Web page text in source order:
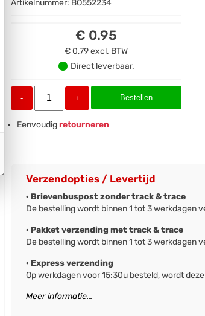
Artikelnummer: BO552234
€ 0.95
€ 0,79excl. BTW
Direct leverbaar.
- + Bestellen
Eenvoudigretourneren
Verzendopties / Levertijd
· Brievenbuspost zonder track & trace
De bestelling wordt binnen 1 tot 3 werkdagen
· Pakket verzending met track & trace
De bestelling wordt binnen 1 tot 3 werkdagen
· Express verzending
Op werkdagen voor 15:30u besteld, wordt
Meer informatie...